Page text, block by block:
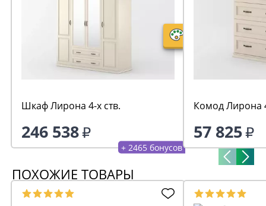
Шкаф Лирона 4-х ств.
246 538
+ 2465 бонусов
Комод Лирона
57 825
ПОХОЖИЕ ТОВАРЫ